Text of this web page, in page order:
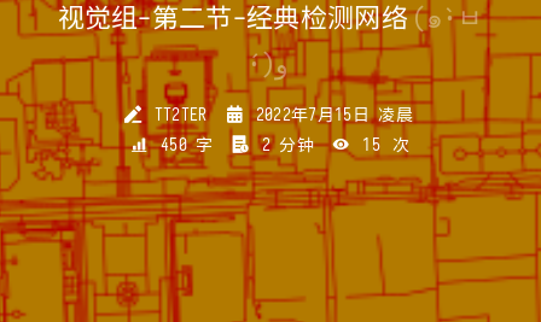
视觉组-第二节-经典检测网络(๑•̀ㅂ
•́)و
TT2TER
2022年7月15日 凌晨
450 字
2 分钟 15 次